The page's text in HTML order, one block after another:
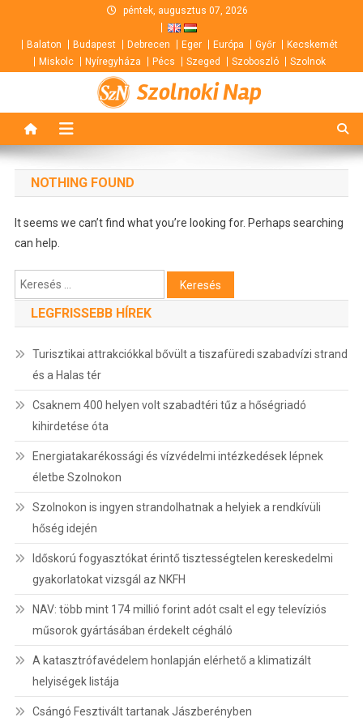
content
péntek, augusztus 07, 2026
Balaton Budapest Debrecen Eger Európa Győr
Kecskemét
Miskolc
Nyíregyháza Pécs Szeged Szoboszló Szolnok
Szolnoki Nap
NOTHING FOUND
It seems we can’t find what you’re looking for. Perhaps searching
can help.
Keresés:
LEGFRISSEBB HÍREK
Turisztikai attrakciókkal bővült a tiszafüredi szabadvízi strand
és a Halas tér
Csaknem 400 helyen volt szabadtéri tűz a hőségriadó
kihirdetése óta
Energiatakarékossági és vízvédelmi intézkedések lépnek
életbe Szolnokon
Szolnokon is ingyen strandolhatnak a helyiek a rendkívüli
hőség idején
Időskorú fogyasztókat érintő tisztességtelen kereskedelmi
gyakorlatokat vizsgál az NKFH
NAV: több mint 174 millió forint adót csalt el egy televíziós
műsorok gyártásában érdekelt cégháló
A katasztrófavédelem honlapján elérhető a klimatizált
helyiségek listája
Csángó Fesztivált tartanak Jászberényben